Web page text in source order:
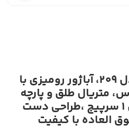
آباژور رومیزی مدل 209، آباژور رومیزی با
متریال طلق و پارچه
شید آباژور، دارای 1 سرپیچ ،طراحی دست
العاده با کیفیت